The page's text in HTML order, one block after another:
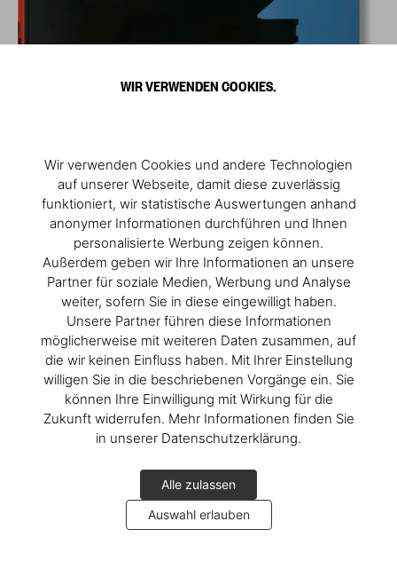
WIR VERWENDEN COOKIES.
Wir verwenden Cookies und andere Technologien
auf unserer Webseite, damit diese zuverlässig
funktioniert, wir statistische Auswertungen anhand
anonymer Informationen durchführen und Ihnen
personalisierte Werbung zeigen können.
Außerdem geben wir Ihre Informationen an unsere
Partner für soziale Medien, Werbung und Analyse
weiter, sofern Sie in diese eingewilligt haben.
Unsere Partner führen diese Informationen
möglicherweise mit weiteren Daten zusammen, auf
die wir keinen Einfluss haben. Mit Ihrer Einstellung
willigen Sie in die beschriebenen Vorgänge ein. Sie
können Ihre Einwilligung mit Wirkung für die
Zukunft widerrufen. Mehr Informationen finden Sie
in unserer Datenschutzerklärung.
Alle zulassen
Auswahl erlauben